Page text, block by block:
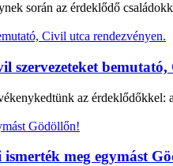
során az érdeklődő
bemutató,
az
meg egymást